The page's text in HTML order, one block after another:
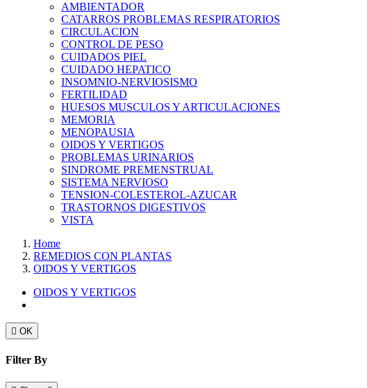
AMBIENTADOR
CATARROS PROBLEMAS RESPIRATORIOS
CIRCULACION
CONTROL DE PESO
CUIDADOS PIEL
CUIDADO HEPATICO
INSOMNIO-NERVIOSISMO
FERTILIDAD
HUESOS MUSCULOS Y ARTICULACIONES
MEMORIA
MENOPAUSIA
OIDOS Y VERTIGOS
PROBLEMAS URINARIOS
SINDROME PREMENSTRUAL
SISTEMA NERVIOSO
TENSION-COLESTEROL-AZUCAR
TRASTORNOS DIGESTIVOS
VISTA
Home
REMEDIOS CON PLANTAS
OIDOS Y VERTIGOS
OIDOS Y VERTIGOS
 OK
Filter By